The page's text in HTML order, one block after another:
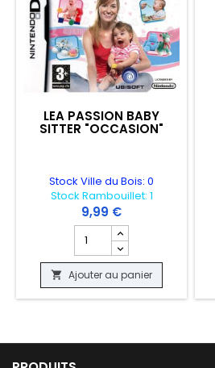
LEA PASSION BABY
SITTER "OCCASION"
Stock Ville du Bois: 0
Stock Rambouillet: 1
9,99 €
Champ quantité du produit
 Ajouter au panier